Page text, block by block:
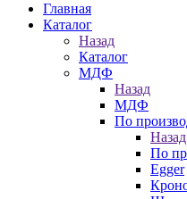
Главная
Каталог
Назад
Каталог
МДФ
Назад
МДФ
По
Назад
По
Egger